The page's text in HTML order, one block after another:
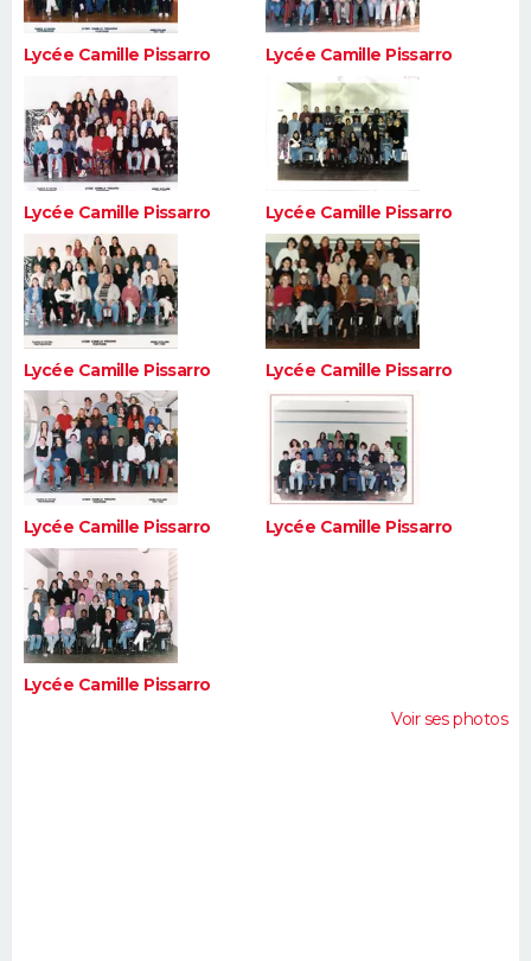
Lycée Camille Pissarro Lycée Camille Pissarro
Lycée Camille Pissarro Lycée Camille Pissarro
Lycée Camille Pissarro Lycée Camille Pissarro
Lycée Camille Pissarro Lycée Camille Pissarro
Lycée Camille Pissarro
Voir ses photos